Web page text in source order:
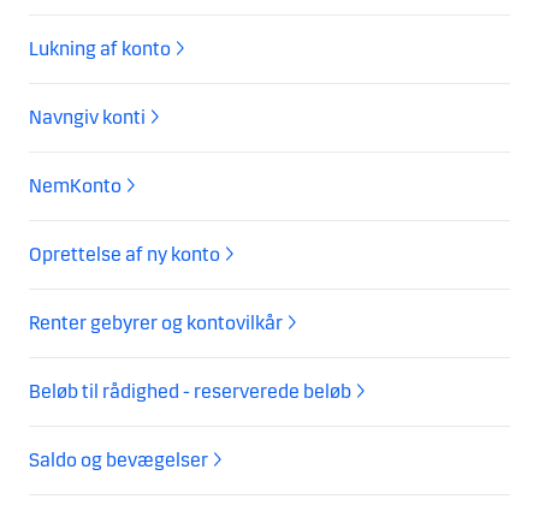
Lukning af konto
Navngiv konti
NemKonto
Oprettelse af ny konto
Renter gebyrer og kontovilkår
Beløb til rådighed - reserverede beløb
Saldo og bevægelser